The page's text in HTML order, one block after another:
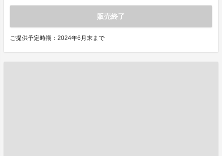
販売終了
ご提供予定時期：2024年6月末まで